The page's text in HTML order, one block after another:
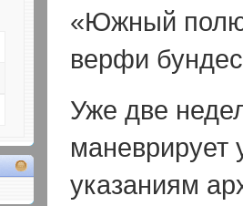
«Южный
верфи
Уже две
маневрирует
указаниям